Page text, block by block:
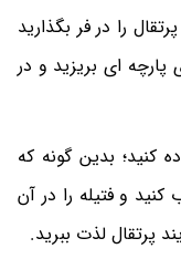
را در فر بگذارید
ای بریزید و در
کنید؛ بدین گونه که
و فتیله را در آن
پرتقال لذت ببرید.